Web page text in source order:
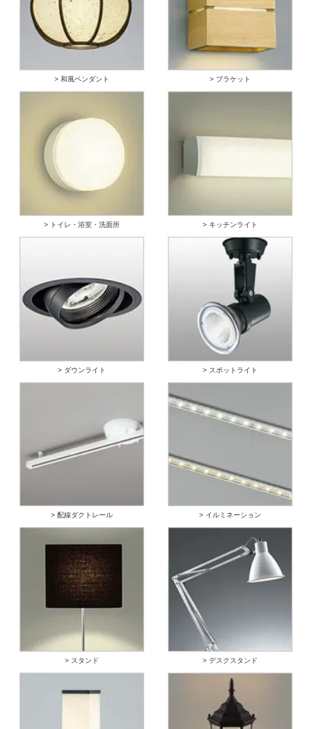
> 和風ペンダント > ブラケット
> トイレ・浴室・洗面所 > キッチンライト
> ダウンライト > スポットライト
> 配線ダクトレール > イルミネーション
> スタンド > デスクスタンド